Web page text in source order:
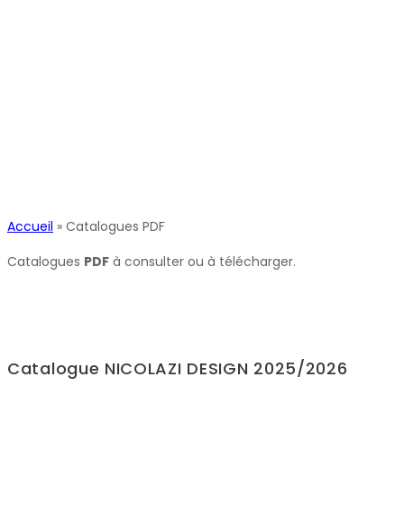
Accueil » Catalogues PDF
Catalogues PDF à consulter ou à télécharger.
Catalogue NICOLAZI DESIGN 2025/2026